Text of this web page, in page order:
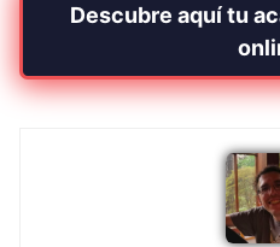
Descubre aquí tu